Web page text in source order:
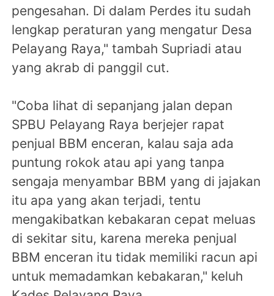
pengesahan. Di dalam Perdes itu sudah
lengkap peraturan yang mengatur Desa
Pelayang Raya," tambah Supriadi atau
yang akrab di panggil cut.
"Coba lihat di sepanjang jalan depan
SPBU Pelayang Raya berjejer rapat
penjual BBM enceran, kalau saja ada
puntung rokok atau api yang tanpa
sengaja menyambar BBM yang di jajakan
itu apa yang akan terjadi, tentu
mengakibatkan kebakaran cepat meluas
di sekitar situ, karena mereka penjual
BBM enceran itu tidak memiliki racun api
untuk memadamkan kebakaran," keluh